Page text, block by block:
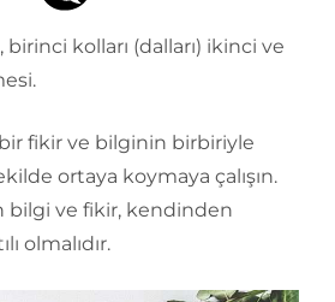
kolları (dalları) ikinci ve
fikir ve bilginin birbiriyle
ortaya koymaya çalışın.
bilgi ve fikir, kendinden
olmalıdır.